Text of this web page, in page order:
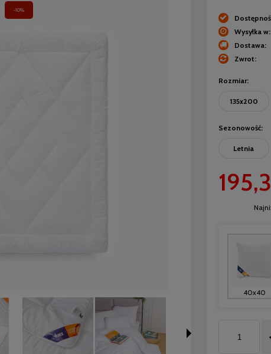
-10%
Wysyłka w:
Dostawa:
Zwrot:
Rozmiar:
135x200
Sezonowość:
Letnia
40x40
+